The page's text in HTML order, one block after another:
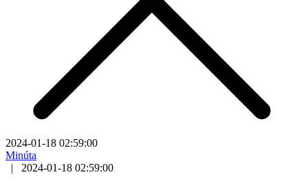
2024-01-18 02:59:00
Minúta
|
2024-01-18 02:59:00